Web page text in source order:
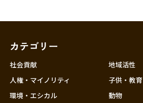
カテゴリー
社会貢献
人権・マイノリティ
環境・エシカル
地域活性
子供・教育
動物